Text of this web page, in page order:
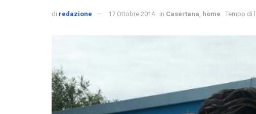
di redazione 17 Ottobre 2014 in Casertana home Tempo di